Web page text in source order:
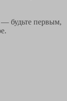
будьте первым,